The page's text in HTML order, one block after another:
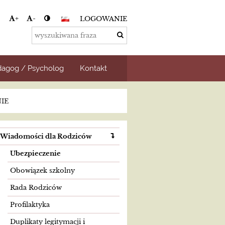
+ - LOGOWANIE
/ Psycholog Kontakt
Wiadomości dla Rodziców
Ubezpieczenie
Obowiązek szkolny
Rada Rodziców
Profilaktyka
Duplikaty legitymacji i